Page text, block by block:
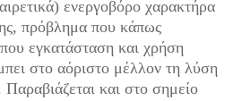
ενεργοβόρο χαρακτήρα
πρόβλημα που κάπως
εγκατάσταση και χρήση
στο αόριστο μέλλον τη λύση
και στο σημείο